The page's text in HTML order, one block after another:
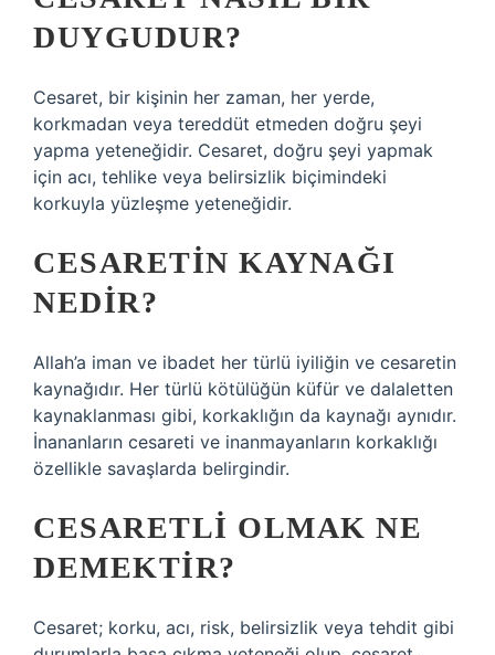
DUYGUDUR?
Cesaret, bir kişinin her zaman, her yerde,
korkmadan veya tereddüt etmeden doğru şeyi
yapma yeteneğidir. Cesaret, doğru şeyi yapmak
için acı, tehlike veya belirsizlik biçimindeki
korkuyla yüzleşme yeteneğidir.
CESARETIN KAYNAĞI
NEDIR?
Allah’a iman ve ibadet her türlü iyiliğin ve cesaretin
kaynağıdır. Her türlü kötülüğün küfür ve dalaletten
kaynaklanması gibi, korkaklığın da kaynağı aynıdır.
İnananların cesareti ve inanmayanların korkaklığı
özellikle savaşlarda belirgindir.
CESARETLI OLMAK NE
DEMEKTIR?
Cesaret; korku, acı, risk, belirsizlik veya tehdit gibi